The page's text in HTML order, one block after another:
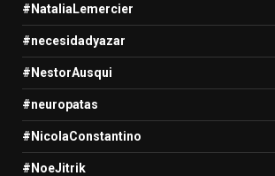
#NataliaLemercier
#necesidadyazar
#NestorAusqui
#neuropatas
#NicolaConstantino
#NoeJitrik